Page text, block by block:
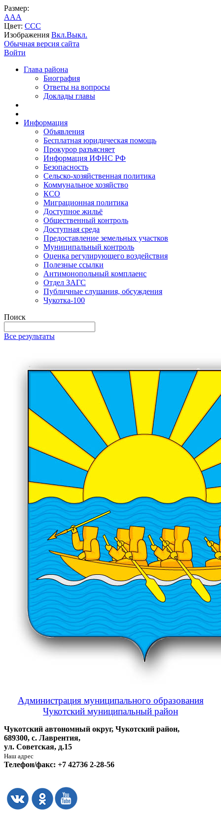
Размер:
AAA
Цвет: CCC
Изображения Вкл.Выкл.
Обычная версия сайта
Войти
Глава района
Биография
Ответы на вопросы
Доклады главы
Информация
Объявления
Бесплатная юридическая помощь
Прокурор разъясняет
Информация ИФНС РФ
Безопасность
Сельско-хозяйственная политика
Коммунальное хозяйство
КСО
Миграционная политика
Доступное жильё
Общественный контроль
Доступная среда
Предоставление земельных участков
Муниципальный контроль
Оценка регулирующего воздействия
Полезные ссылки
Антимонопольный комплаенс
Отдел ЗАГС
Публичные слушания, обсуждения
Чукотка-100
Поиск
Все результаты
Администрация муниципального образования
Чукотский муниципальный район
Чукотский автономный округ, Чукотский район,
689300, с. Лаврентия,
ул. Советская, д.15
Наш адрес
Телефон/факс: +7 42736 2-28-56